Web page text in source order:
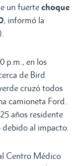
un fuerte choque
, informó la
p.m., en los
de Bird
cruzó todos
camioneta Ford.
años residente
debido al impacto.
Centro Médico